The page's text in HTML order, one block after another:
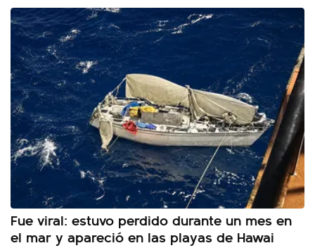
Fue viral: estuvo perdido durante un mes en
el mar y apareció en las playas de Hawai